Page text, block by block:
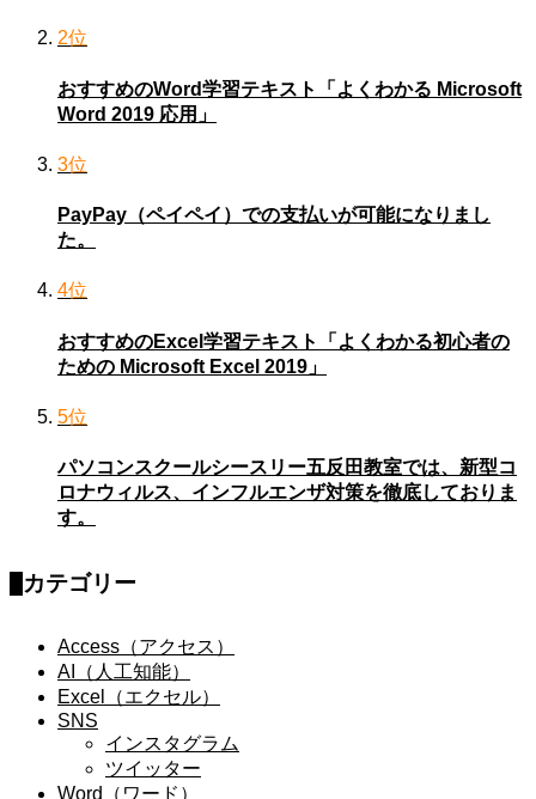
2位
おすすめのWord学習テキスト「よくわかる Microsoft
Word 2019 応用」
3位
PayPay（ペイペイ）での支払いが可能になりまし
た。
4位
おすすめのExcel学習テキスト「よくわかる初心者の
ための Microsoft Excel 2019」
5位
パソコンスクールシースリー五反田教室では、新型コ
ロナウィルス、インフルエンザ対策を徹底しておりま
す。
カテゴリー
Access（アクセス）
AI（人工知能）
Excel（エクセル）
SNS
インスタグラム
ツイッター
Word（ワード）